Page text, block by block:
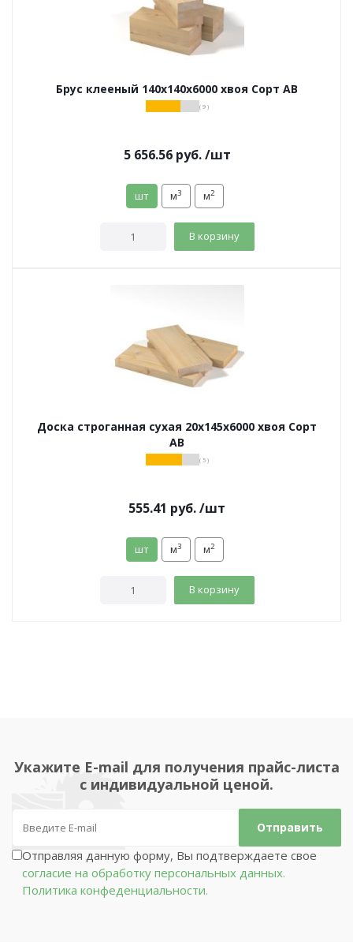
Брус клееный 140х140х6000 хвоя Сорт АВ
( 9 )
5 656.56руб. /шт
шт м3 м2
В корзину
Доска строганная сухая 20х145х6000 хвоя Сорт
АВ
( 5 )
555.41 руб./шт
шт м3 м2
В корзину
Укажите E-mail для получения прайс-листа
с индивидуальной ценой.
Отправляя данную форму, Вы подтверждаете свое
согласие на обработку персональных данных.
Политика конфеденциальности.